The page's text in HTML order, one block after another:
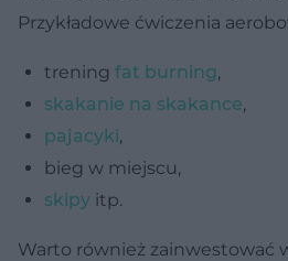
Przykładowe ćwiczenia
trening fat burning,
skakanie na skakance,
pajacyki,
bieg w miejscu,
skipy itp.
Warto również zainwestować